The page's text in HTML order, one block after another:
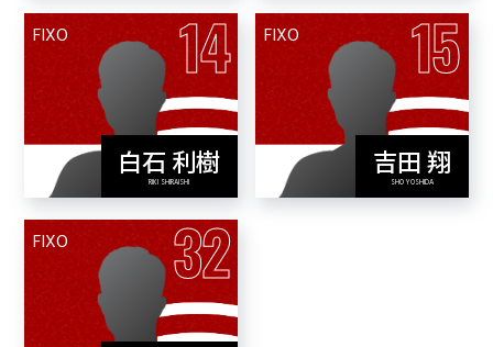
FIXO 14
白石 利樹
RIKI SHIRAISHI
View Profile
FIXO 15
吉田 翔
SHO YOSHIDA
View Profile
FIXO 32